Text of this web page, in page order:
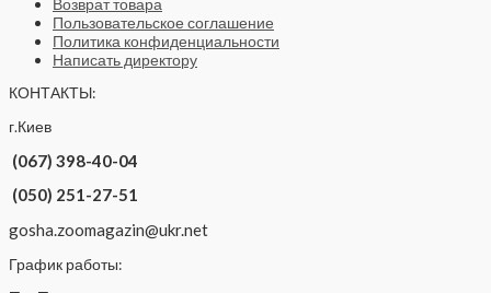
Пользовательское соглашение
Политика конфиденциальности
Написать директору
КОНТАКТЫ:
г.Киев
(067) 398-40-04
(050) 251-27-51
gosha.zoomagazin@ukr.net
График работы: